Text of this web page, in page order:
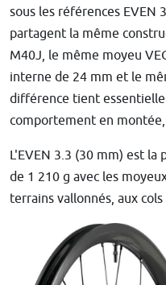
sous les références EVEN
partagent la même
M40J, le même moyeu
interne de 24 mm et le
différence tient
comportement en
L'EVEN 3.3 (30 mm) est
de 1 210 g avec les
terrains vallonnés, aux